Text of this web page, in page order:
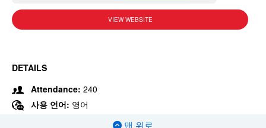
VIEW WEBSITE
DETAILS
Attendance: 240
사용 언어: 영어
맨 위로